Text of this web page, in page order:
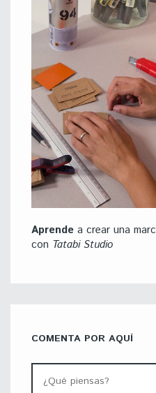
Aprende a crear una
con Tatabi Studio
COMENTA POR AQUÍ